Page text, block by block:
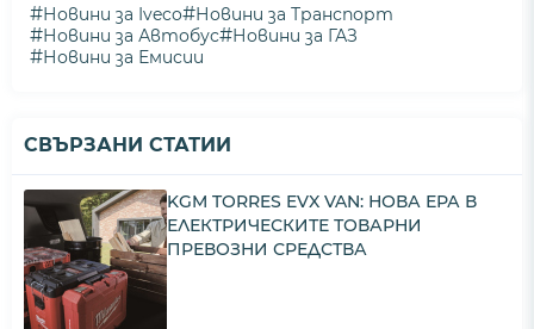
#Новини за Iveco#Новини за Транспорт
#Новини за Автобус#Новини за ГАЗ
#Новини за Емисии
СВЪРЗАНИ СТАТИИ
KGM TORRES EVX VAN: НОВА ЕРА В
ЕЛЕКТРИЧЕСКИТЕ ТОВАРНИ
ПРЕВОЗНИ СРЕДСТВА